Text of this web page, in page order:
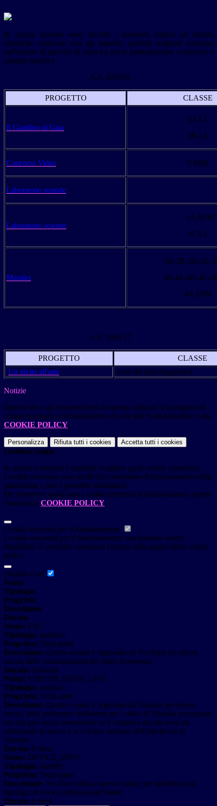
In questa sezione sono raccolti i materiali relativi ad attività
didattiche realizzate con gli studenti, prodotti originali realizzati
nell'ambito di percorsi di ricerca e per la partecipazione a concorsi e
progetti specifici.
A.S. 2015/16
PROGETTO CLASSE
Il Giardino di Gaia
3A LL
3B LL
Concorso Video 5 RIM
Laboratorio teatrale
Laboratorio scienze
1A AFM
3C LL
Murales
1B-2B-2D-2E-
3B-4A-4B-4C-
4A AFM
A.S. 2016/17
PROGETTO
CLASSE
Un invito all'arte
terze del liceo linguistico
Notizie
Questo sito o gli strumenti terzi da questo utilizzati si avvalgono di
cookie necessari al funzionamento ed utili alle finalità illustrate nella
COOKIE POLICY.
Personalizza Rifiuta tutti i cookies Accetta tutti i cookies
Gestione cookie
In questa schermata è possibile scegliere quali cookie consentire.
I cookie necessari sono quelli che consentono il funzionamento della
piattaforma e non è possibile disabilitarli.
Per conoscere quali sono i cookie necessari al funzionamento potete
visionare la COOKIE POLICY.
Cookie necessari per il funzionamento
I cookie necessari per il funzionamento non possono essere
disabilitati. È possibile consultare l'elenco nella pagina della cookie
policy.
youtube.com
Nome
Tipologia
Proprieta
Descrizione
Durata
Nome: YSC
Tipologia: analitico
Proprieta: Terza-parte
Descrizione: Questo cookie è impostato da YouTube per tenere
traccia delle visualizzazioni dei video incorporati.
Durata: Sessione
Nome: VISITOR_INFO1_LIVE
Tipologia: analitico
Proprieta: Terza-parte
Descrizione: Questo cookie è impostato da Youtube per tenere
traccia delle preferenze dell'utente per i video di Youtube incorporati
nei siti; può anche determinare se il visitatore del sito web sta
utilizzando la nuova o la vecchia versione dell'interfaccia di
Youtube.
Durata: 6 mesi
Nome: DEVICE_INFO
Tipologia: analitico
Proprieta: Terza-parte
Descrizione: YouTube utilizza questo cookie per identificare la
tipologia di device utilizzata dall'utente
Durata: 6 mesi